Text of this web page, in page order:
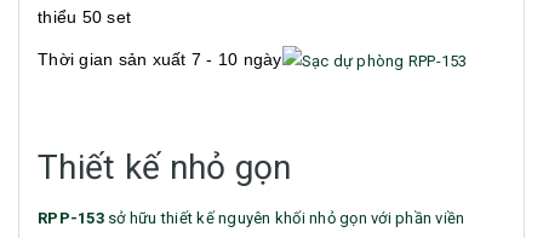
thiểu 50 set
Thời gian sản xuất 7 - 10 ngày
Thiết kế nhỏ gọn
RPP-153sở hữu thiết kế nguyên khối nhỏ gọn với phần viền